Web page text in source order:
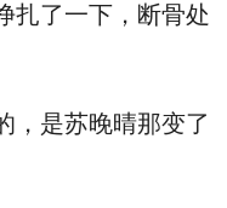
了一下，断骨处
是苏晚晴那变了